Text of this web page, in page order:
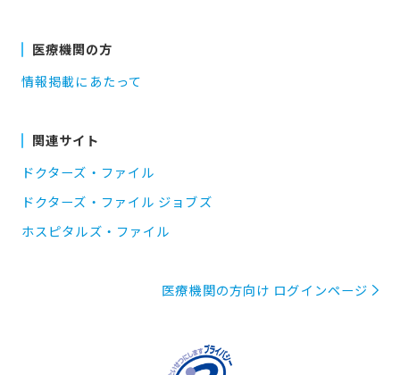
医療機関の方
情報掲載にあたって
関連サイト
ドクターズ・ファイル
ドクターズ・ファイル ジョブズ
ホスピタルズ・ファイル
医療機関の方向け ログインページ